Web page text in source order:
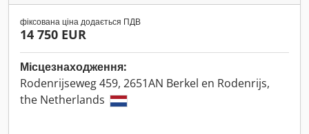
фіксована ціна додається ПДВ
14 750 EUR
Місцезнаходження:
Rodenrijseweg 459, 2651AN Berkel en Rodenrijs,
the Netherlands